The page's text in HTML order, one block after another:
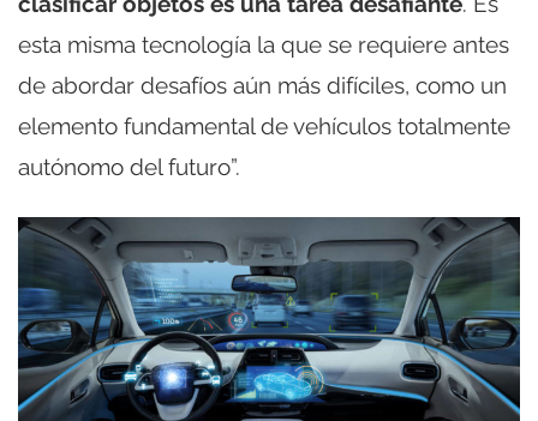
esta misma tecnología la que se requiere antes
de abordar desafíos aún más difíciles, como un
elemento fundamental de vehículos totalmente
autónomo del futuro”.